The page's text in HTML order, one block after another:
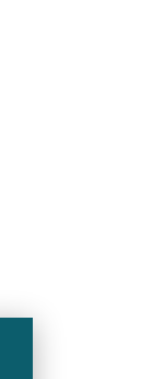
de
les diversitats.